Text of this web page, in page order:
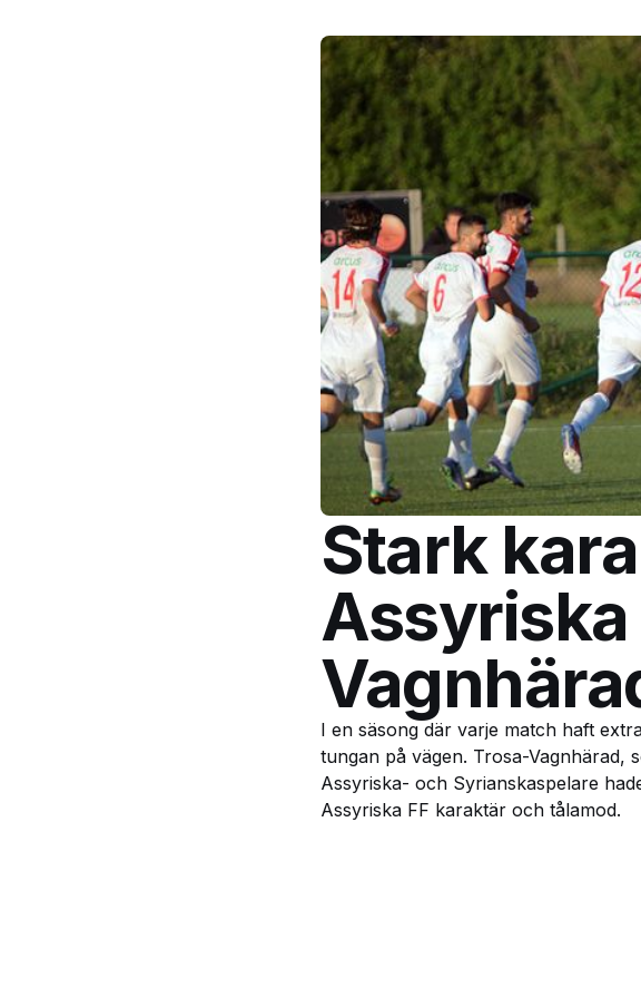
Stark
I en säsong där varje match haft
tungan på vägen. Trosa-Vagnhärad,
Assyriska- och Syrianskaspelare
Assyriska FF karaktär och tålamod.